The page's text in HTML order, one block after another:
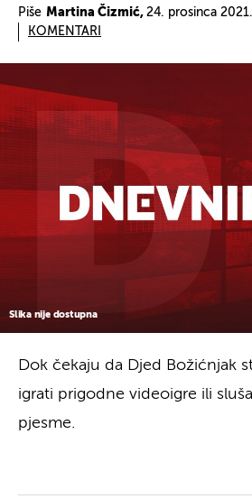
Piše Martina Čizmić, 24. prosinca
KOMENTARI
Slika nije dostupna
Dok čekaju da Djed Božićnjak
igrati prigodne videoigre ili
pjesme.